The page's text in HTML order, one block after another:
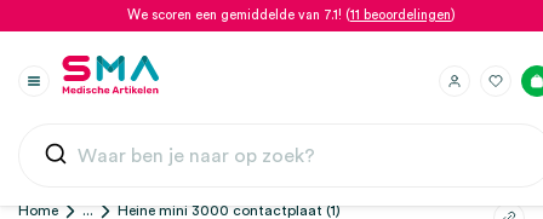
We scoren een gemiddelde van 7.1! (11 beoordelingen)
Home ... Heine mini 3000 contactplaat (1)